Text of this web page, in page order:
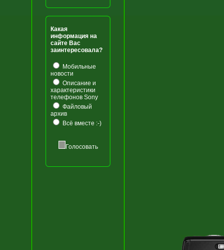
Какая
информация на
сайте Вас
заинтересовала?
Мобильные
новости
Описание и
характеристики
телефонов Sony
Файловый
архив
Всё вместе :-)
Голосовать